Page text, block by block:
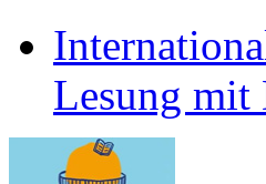
Lesung